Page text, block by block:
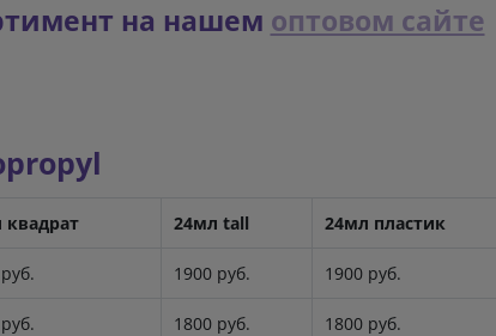
на нашем оптовом сайте
квадрат 24мл tall 24мл пластик
1900 руб. 1900 руб.
1800 руб. 1800 руб.